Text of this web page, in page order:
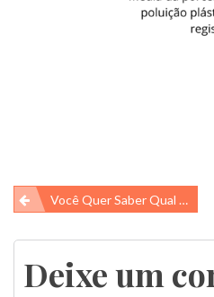
Navegação
de
Post
Você Quer Saber Qual É A Marca Que Mais Polui Com Plástico?
Deixe um